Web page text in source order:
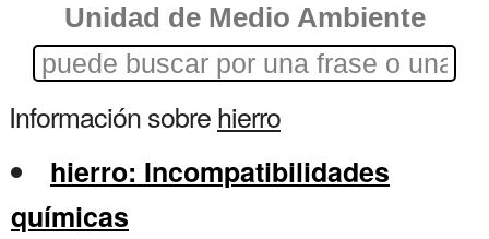
Unidad de Medio Ambiente
Información sobrehierro
hierro: Incompatibilidades
químicas